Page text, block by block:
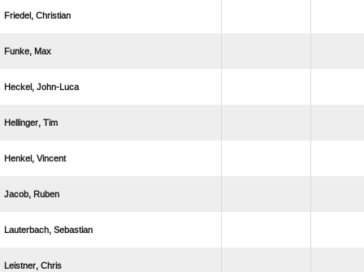
 
 
 
 
 
 
 
 